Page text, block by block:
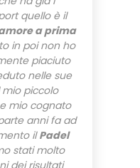
quello è il
a prima
in poi non ho
piaciuto
nelle sue
piccolo
mio cognato
anni fa ad
ilPadel
stati molto
dei risultati